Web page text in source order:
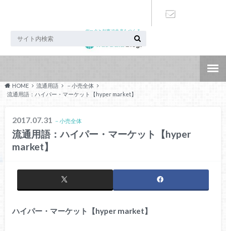
データと知恵で未来をつくる
HOME 流通用語
－小売全体
流通用語：ハイパー・マーケット【hyper market】
2017.07.31 －小売全体
流通用語：ハイパー・マーケット【hyper
market】
ハイパー・マーケット【hyper market】